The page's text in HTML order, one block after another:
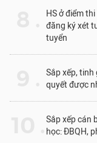
HS ở điểm
đăng ký xét
tuyển
Sắp xếp,
quyết được
Sắp xếp cán
học: ĐBQH,